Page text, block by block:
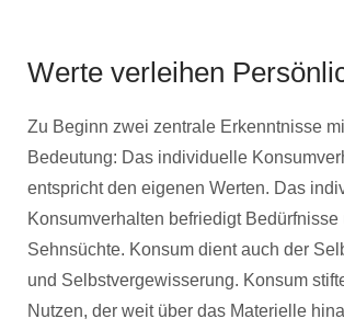
Werte verleihen
Zu Beginn zwei zentrale Erkenntnisse
Bedeutung: Das individuelle
entspricht den eigenen Werten. Das
Konsumverhalten befriedigt Bedürfnisse
Sehnsüchte. Konsum dient auch der
und Selbstvergewisserung. Konsum
Nutzen, der weit über das Materielle